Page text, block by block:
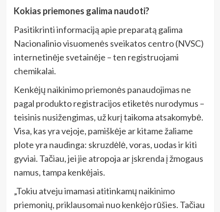
Kokias priemones galima naudoti?
Pasitikrinti informaciją apie preparatą galima
Nacionalinio visuomenės sveikatos centro (NVSC)
internetinėje svetainėje – ten registruojami
chemikalai.
Kenkėjų naikinimo priemonės panaudojimas ne
pagal produkto registracijos etiketės nurodymus –
teisinis nusižengimas, už kurį taikoma atsakomybė.
Visa, kas yra vejoje, pamiškėje ar kitame žaliame
plote yra naudinga: skruzdėlė, voras, uodas ir kiti
gyviai. Tačiau, jei jie atropoja ar įskrenda į žmogaus
namus, tampa kenkėjais.
„Tokiu atveju imamasi atitinkamų naikinimo
priemonių, priklausomai nuo kenkėjo rūšies. Tačiau